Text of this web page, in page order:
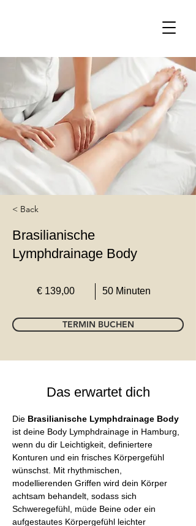
< Back
Brasilianische
Lymphdrainage Body
€ 139,00 50 Minuten
TERMIN BUCHEN
Das erwartet dich
Die Brasilianische Lymphdrainage Body
ist deine Body Lymphdrainage in Hamburg,
wenn du dir Leichtigkeit, definiertere
Konturen und ein frisches Körpergefühl
wünschst. Mit rhythmischen,
modellierenden Griffen wird dein Körper
achtsam behandelt, sodass sich
Schweregefühl, müde Beine oder ein
aufgestautes Körpergefühl leichter